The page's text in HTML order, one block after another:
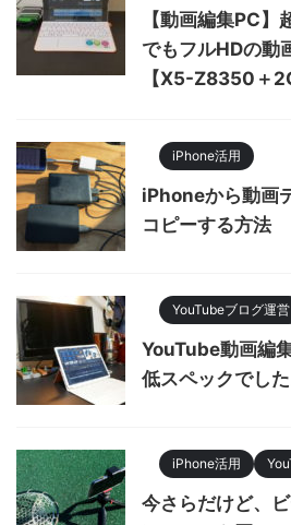
【動画編集PC】
でもフルHDの動
【X5-Z8350＋
iPhone活用
iPhoneから動画
コピーする方法
YouTubeブログ運営
YouTube動画編
低スペックでした
iPhone活用
今さらだけど、